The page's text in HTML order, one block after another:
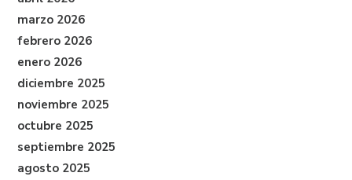
marzo 2026
febrero 2026
enero 2026
diciembre 2025
noviembre 2025
octubre 2025
septiembre 2025
agosto 2025